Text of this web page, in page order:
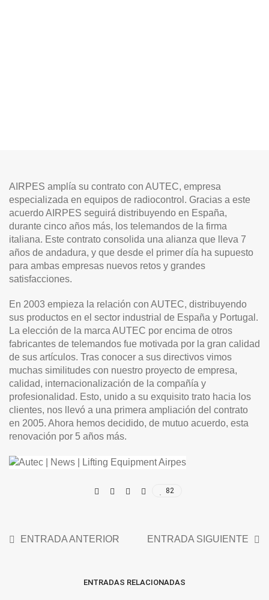
AIRPES amplía su contrato con AUTEC, empresa
especializada en equipos de radiocontrol. Gracias a este
acuerdo AIRPES seguirá distribuyendo en España,
durante cinco años más, los telemandos de la firma
italiana. Este contrato consolida una alianza que lleva 7
años de andadura, y que desde el primer día ha supuesto
para ambas empresas nuevos retos y grandes
satisfacciones.
En 2003 empieza la relación con AUTEC, distribuyendo
sus productos en el sector industrial de España y Portugal.
La elección de la marca AUTEC por encima de otros
fabricantes de telemandos fue motivada por la gran calidad
de sus artículos. Tras conocer a sus directivos vimos
muchas similitudes con nuestro proyecto de empresa,
calidad, internacionalización de la compañía y
profesionalidad. Esto, unido a su exquisito trato hacia los
clientes, nos llevó a una primera ampliación del contrato
en 2005. Ahora hemos decidido, de mutuo acuerdo, esta
renovación por 5 años más.
82
ENTRADA ANTERIOR ENTRADA SIGUIENTE
ENTRADAS RELACIONADAS